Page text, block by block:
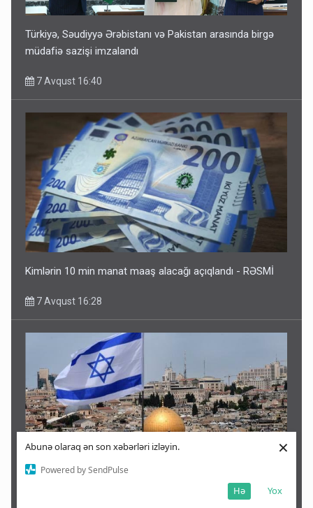
Abunə olaraq ən son xəbərləri izləyin.
Powered by SendPulse
Yox
Hə
×
Türkiyə, Səudiyyə Ərəbistanı və Pakistan arasında birgə
müdafiə sazişi imzalandı
7 Avqust 16:40
Kimlərin 10 min manat maaş alacağı açıqlandı - RƏSMİ
7 Avqust 16:28